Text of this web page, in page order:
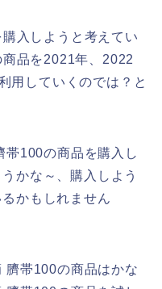
入しようと考えてい
品を2021年、2022
用していくのでは？と
帯100の商品を購入し
かな～、購入しよう
かもしれません
臍帯100の商品はかな